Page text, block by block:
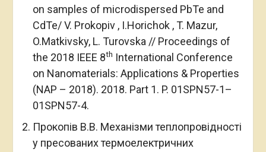
on samples of microdispersed PbTe and
CdTe/ V. Prokopiv , I.Horichok , T. Mazur,
O.Matkivsky, L. Turovska // Proceedings of
the 2018 IEEE 8th International Conference
on Nanomaterials: Applications & Properties
(NAP – 2018). 2018. Part 1. P. 01SPN57-1–
01SPN57-4.
Прокопів В.В. Механізми теплопровідності
у пресованих термоелектричних